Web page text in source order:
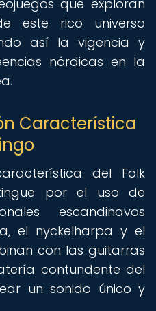
que exploran
este rico universo
así la vigencia y
nórdicas en la
Característica
del Folk
por el uso de
escandinavos
el nyckelharpa y el
con las guitarras
contundente del
un sonido único y